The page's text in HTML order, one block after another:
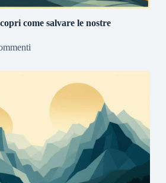
come salvare le nostre